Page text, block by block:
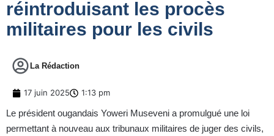
réintroduisant les procès
militaires pour les civils
La Rédaction
17 juin 2025 1:13 pm
Le président ougandais Yoweri Museveni a promulgué une loi
permettant à nouveau aux tribunaux militaires de juger des civils,